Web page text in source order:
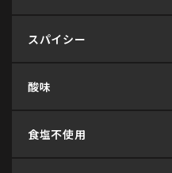
スパイシー
酸味
食塩不使用